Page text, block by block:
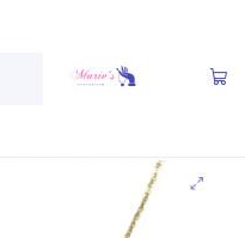
Cadenas Acero Quirúgico
Cadena AQ D 6